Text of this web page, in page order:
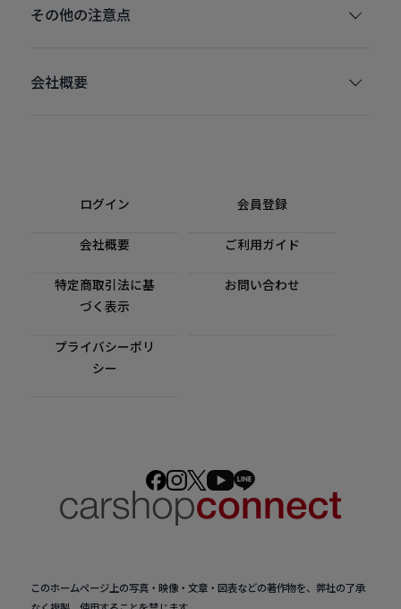
その他の注意点
会社概要
ログイン 会員登録
会社概要 ご利用ガイド
特定商取引法に基
づく表示
お問い合わせ
プライバシーポリ
シー
このホームページ上の写真・映像・文章・図表などの著作物を、弊社の了承